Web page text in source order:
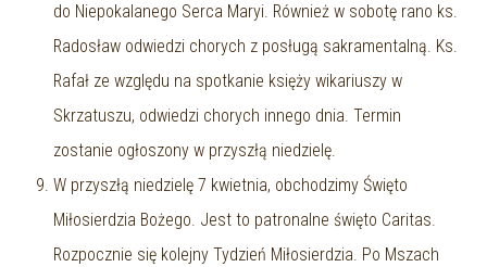
do Niepokalanego Serca Maryi. Również w sobotę rano ks.
Radosław odwiedzi chorych z posługą sakramentalną. Ks.
Rafał ze względu na spotkanie księży wikariuszy w
Skrzatuszu, odwiedzi chorych innego dnia. Termin
zostanie ogłoszony w przyszłą niedzielę.
W przyszłą niedzielę 7 kwietnia, obchodzimy Święto
Miłosierdzia Bożego. Jest to patronalne święto Caritas.
Rozpocznie się kolejny Tydzień Miłosierdzia. Po Mszach